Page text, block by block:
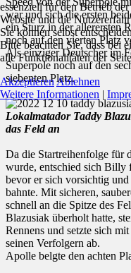
war und sich die ersten
ein Sturz in der allerersten
noch auf den vierten Platz
Als einziger Deutscher im
Superpole noch auf den
siebenten Platz.
Lokalmatador Taddy
das Feld an
Da die Startreihenfolge für
wurde, entschied sich Billy
bevor er sich vorsichtig
bahnte. Mit sicheren,
schnell an die Spitze des
Blazusiak überholt hatte,
Rennens und setzte sich
seinen Verfolgern ab.
Apolle belgte den achten
essenziell für den Betrieb
Website und die
Sie können selbst
Bitte beachten Sie, dass bei
alle Funktionalitäten der
AkzeptierenAblehnen
Weitere Informationen |